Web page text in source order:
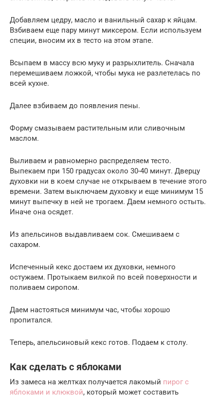
Добавляем цедру, масло и ванильный сахар к яйцам.
Взбиваем еще пару минут миксером. Если используем
специи, вносим их в тесто на этом этапе.
Всыпаем в массу всю муку и разрыхлитель. Сначала
перемешиваем ложкой, чтобы мука не разлетелась по
всей кухне.
Далее взбиваем до появления пены.
Форму смазываем растительным или сливочным
маслом.
Выливаем и равномерно распределяем тесто.
Выпекаем при 150 градусах около 30-40 минут. Дверцу
духовки ни в коем случае не открываем в течение этого
времени. Затем выключаем духовку и еще минимум 15
минут выпечку в ней не трогаем. Даем немного остыть.
Иначе она осядет.
Из апельсинов выдавливаем сок. Смешиваем с
сахаром.
Испеченный кекс достаем их духовки, немного
остужаем. Протыкаем вилкой по всей поверхности и
поливаем сиропом.
Даем настояться минимум час, чтобы хорошо
пропитался.
Теперь, апельсиновый кекс готов. Подаем к столу.
Как сделать с яблоками
Из замеса на желтках получается лакомый пирог с
яблоками и клюквой, который может составить